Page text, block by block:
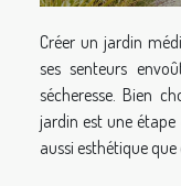
Créer un jardin
ses senteurs
sécheresse. Bien
jardin est une
aussi esthétique